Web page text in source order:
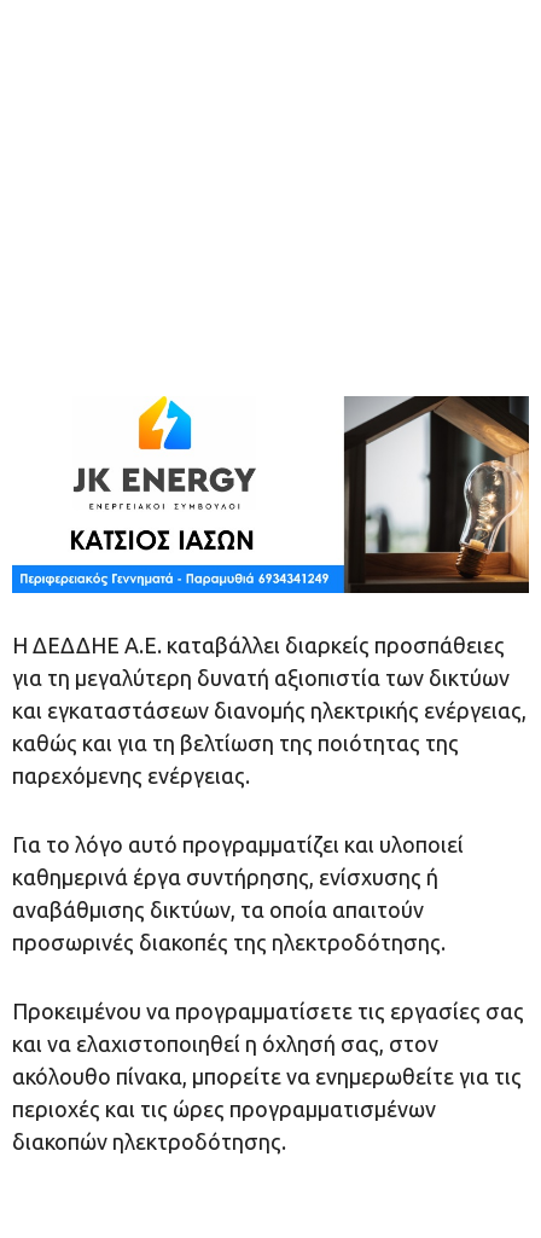
H ΔΕΔΔΗΕ Α.Ε. καταβάλλει διαρκείς προσπάθειες
για τη μεγαλύτερη δυνατή αξιοπιστία των δικτύων
και εγκαταστάσεων διανομής ηλεκτρικής ενέργειας,
καθώς και για τη βελτίωση της ποιότητας της
παρεχόμενης ενέργειας.
Για το λόγο αυτό προγραμματίζει και υλοποιεί
καθημερινά έργα συντήρησης, ενίσχυσης ή
αναβάθμισης δικτύων, τα οποία απαιτούν
προσωρινές διακοπές της ηλεκτροδότησης.
Προκειμένου να προγραμματίσετε τις εργασίες σας
και να ελαχιστοποιηθεί η όχλησή σας, στον
ακόλουθο πίνακα, μπορείτε να ενημερωθείτε για τις
περιοχές και τις ώρες προγραμματισμένων
διακοπών ηλεκτροδότησης.